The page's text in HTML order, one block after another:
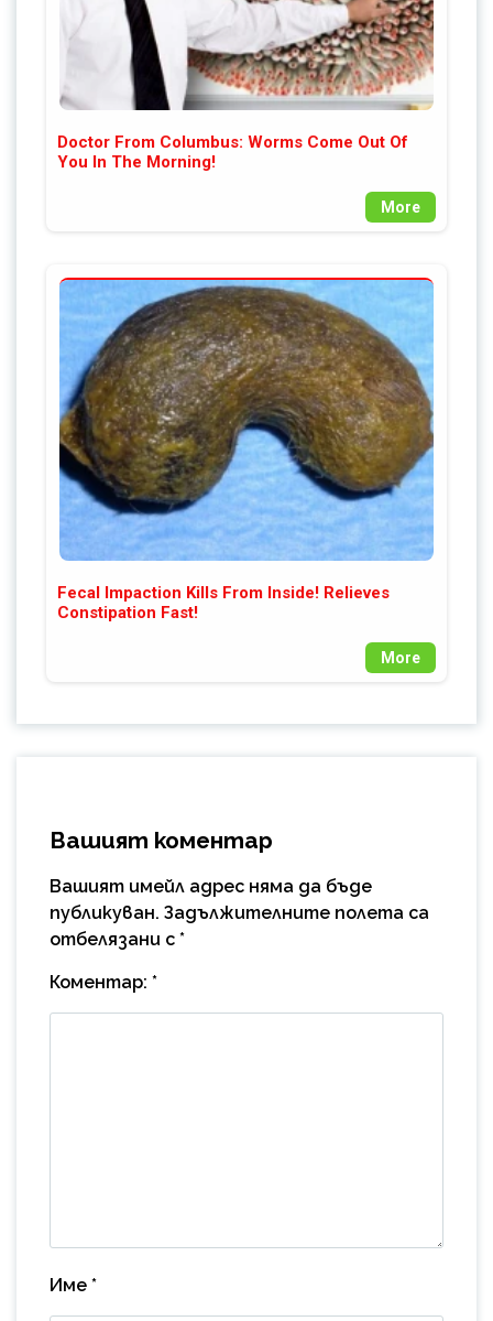
Doctor From Columbus: Worms Come Out Of
You In The Morning!
More
Fecal Impaction Kills From Inside! Relieves
Constipation Fast!
More
Вашият коментар
Вашият имейл адрес няма да бъде
публикуван. Задължителните полета са
отбелязани с *
Коментар: *
Име *